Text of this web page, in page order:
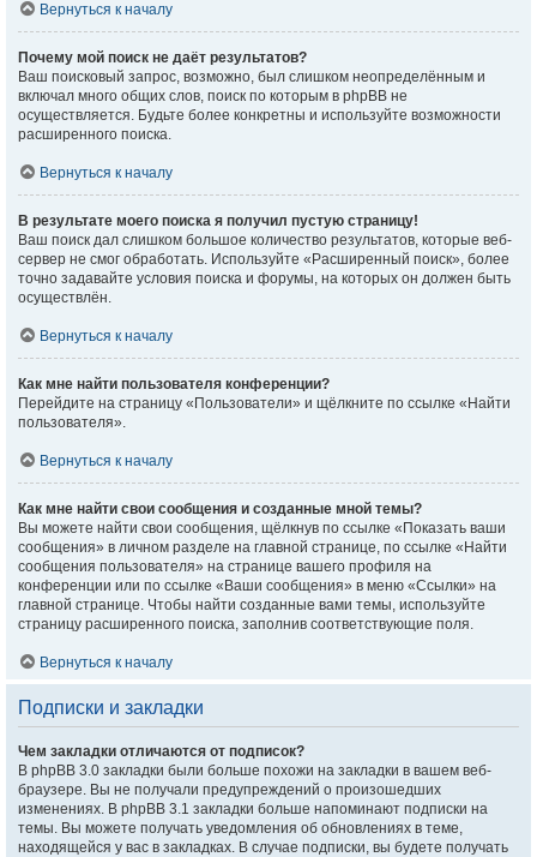
Вернуться к началу
Почему мой поиск не даёт результатов?
Ваш поисковый запрос, возможно, был слишком неопределённым и
включал много общих слов, поиск по которым в phpBB не
осуществляется. Будьте более конкретны и используйте возможности
расширенного поиска.
Вернуться к началу
В результате моего поиска я получил пустую страницу!
Ваш поиск дал слишком большое количество результатов, которые веб-
сервер не смог обработать. Используйте «Расширенный поиск», более
точно задавайте условия поиска и форумы, на которых он должен быть
осуществлён.
Вернуться к началу
Как мне найти пользователя конференции?
Перейдите на страницу «Пользователи» и щёлкните по ссылке «Найти
пользователя».
Вернуться к началу
Как мне найти свои сообщения и созданные мной темы?
Вы можете найти свои сообщения, щёлкнув по ссылке «Показать ваши
сообщения» в личном разделе на главной странице, по ссылке «Найти
сообщения пользователя» на странице вашего профиля на
конференции или по ссылке «Ваши сообщения» в меню «Ссылки» на
главной странице. Чтобы найти созданные вами темы, используйте
страницу расширенного поиска, заполнив соответствующие поля.
Вернуться к началу
Подписки и закладки
Чем закладки отличаются от подписок?
В phpBB 3.0 закладки были больше похожи на закладки в вашем веб-
браузере. Вы не получали предупреждений о произошедших
изменениях. В phpBB 3.1 закладки больше напоминают подписки на
темы. Вы можете получать уведомления об обновлениях в теме,
находящейся у вас в закладках. В случае подписки, вы будете получать